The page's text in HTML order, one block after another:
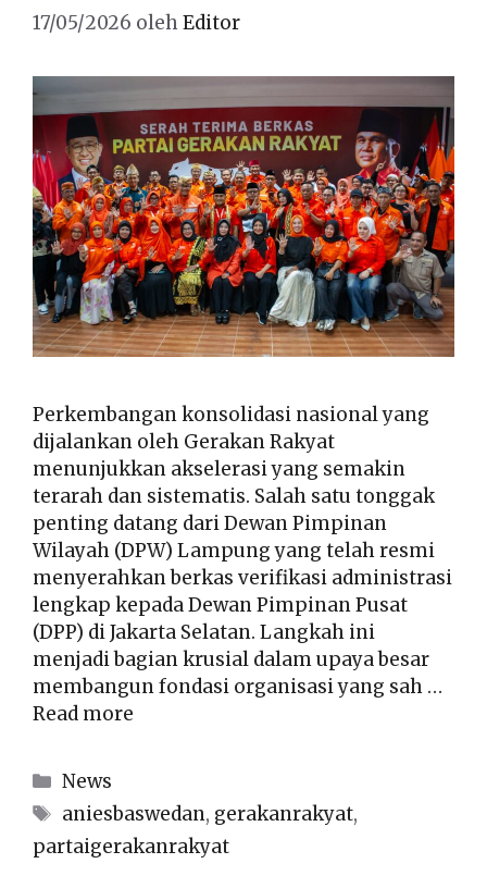
17/05/2026 olehEditor
Perkembangan konsolidasi nasional yang
dijalankan oleh Gerakan Rakyat
menunjukkan akselerasi yang semakin
terarah dan sistematis. Salah satu tonggak
penting datang dari Dewan Pimpinan
Wilayah (DPW) Lampung yang telah resmi
menyerahkan berkas verifikasi administrasi
lengkap kepada Dewan Pimpinan Pusat
(DPP) di Jakarta Selatan. Langkah ini
menjadi bagian krusial dalam upaya besar
membangun fondasi organisasi yang sah …
Read more
Kategori
News
Tag
aniesbaswedan, gerakanrakyat,
partaigerakanrakyat